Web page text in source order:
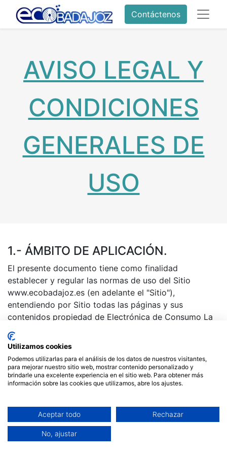
Contáctenos
AVISO LEGAL Y
CONDICIONES
GENERALES DE
USO
1.- ÁMBITO DE APLICACIÓN.
El presente documento tiene como finalidad
establecer y regular las normas de uso del Sitio
www.ecobadajoz.es (en adelante el "Sitio"),
entendiendo por Sitio todas las páginas y sus
contenidos propiedad de Electrónica de Consumo La
Serena S.L.U., en adelante ECOBADAJOZ DON BENITO
a las cuales se accede a través del dominio
www.ecobadajoz.es y sus subdominios, así como las
Condiciones Generales de Contratación en las ventas
desde nuestra tiendaonline.
del mismo e implica la aceptación de todas las
condiciones incluidas en el presente Aviso Legal. El
usuario se compromete a leer atentamente el presente
Utilizamos cookies
Podemos utilizarlas para el análisis de los datos de nuestros visitantes,
para mejorar nuestro sitio web, mostrar contenido personalizado y
brindarle una excelente experiencia en el sitio web. Para obtener más
información sobre las cookies que utilizamos, abre los ajustes.
Aceptar todo Rechazar
No, ajustar